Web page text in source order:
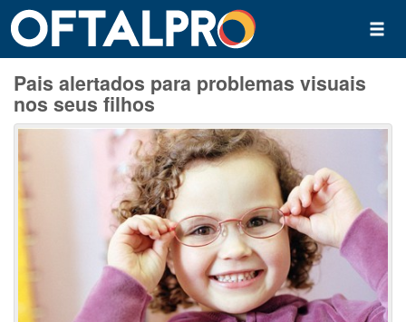
Pais alertados para problemas visuais
nos seus filhos